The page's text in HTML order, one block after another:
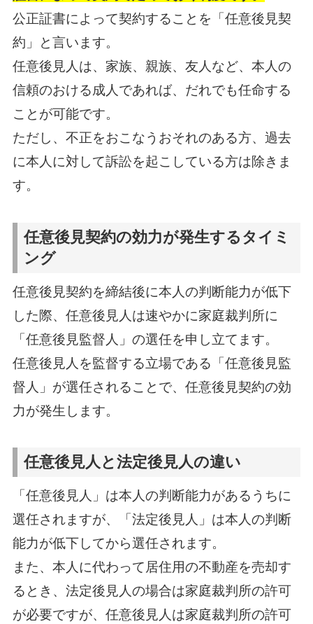
公正証書によって契約することを「任意後見契
約」と言います。
任意後見人は、家族、親族、友人など、本人の
信頼のおける成人であれば、だれでも任命する
ことが可能です。
ただし、不正をおこなうおそれのある方、過去
に本人に対して訴訟を起こしている方は除きま
す。
任意後見契約の効力が発生するタイミ
ング
任意後見契約を締結後に本人の判断能力が低下
した際、任意後見人は速やかに家庭裁判所に
「任意後見監督人」の選任を申し立てます。
任意後見人を監督する立場である「任意後見監
督人」が選任されることで、任意後見契約の効
力が発生します。
任意後見人と法定後見人の違い
「任意後見人」は本人の判断能力があるうちに
選任されますが、「法定後見人」は本人の判断
能力が低下してから選任されます。
また、本人に代わって居住用の不動産を売却す
るとき、法定後見人の場合は家庭裁判所の許可
が必要ですが、任意後見人は家庭裁判所の許可